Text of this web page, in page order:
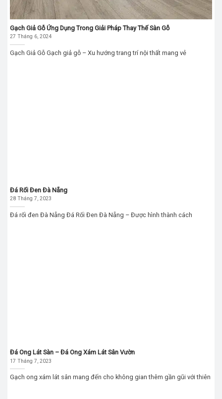
Gạch Giả Gỗ Ứng Dụng Trong Giải Pháp Thay Thế Sàn Gỗ
27 Tháng 6, 2024
Gạch Giả Gỗ Gạch giả gỗ – Xu hướng trang trí nội thất mang vẻ
Đá Rối Đen Đà Nẵng
28 Tháng 7, 2023
Đá rối đen Đà Nẵng Đá Rối Đen Đà Nẵng – Được hình thành cách
Đá Ong Lát Sàn – Đá Ong Xám Lát Sân Vườn
17 Tháng 7, 2023
Gạch ong xám lát sân mang đến cho không gian thêm gần gũi với thiên